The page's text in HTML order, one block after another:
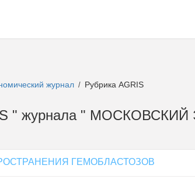
журнал / Рубрика AGRIS
" журнала "
ГЕМОБЛАСТОЗОВ